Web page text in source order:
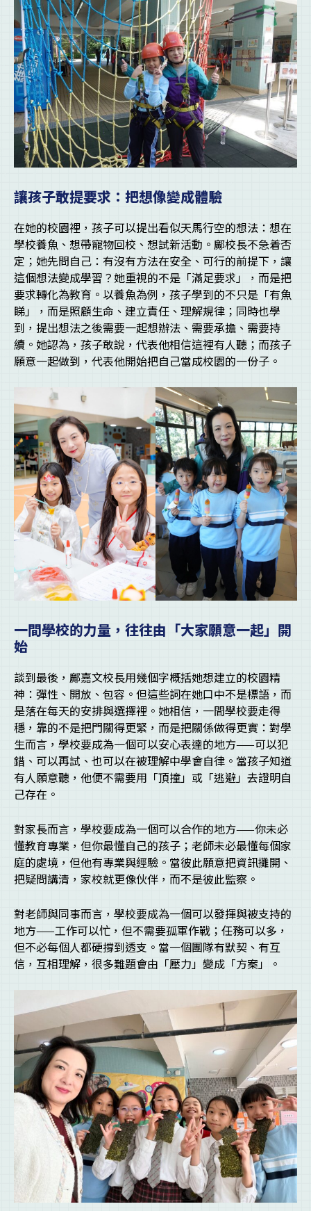
讓孩子敢提要求：把想像變成體驗
在她的校園裡，孩子可以提出看似天馬行空的想法：想在
學校養魚、想帶寵物回校、想試新活動。鄺校長不急着否
定；她先問自己：有沒有方法在安全、可行的前提下，讓
這個想法變成學習？她重視的不是「滿足要求」，而是把
要求轉化為教育。以養魚為例，孩子學到的不只是「有魚
睇」，而是照顧生命、建立責任、理解規律；同時也學
到，提出想法之後需要一起想辦法、需要承擔、需要持
續。她認為，孩子敢說，代表他相信這裡有人聽；而孩子
願意一起做到，代表他開始把自己當成校園的一份子。
一間學校的力量，往往由「大家願意一起」開
始
談到最後，鄺嘉文校長用幾個字概括她想建立的校園精
神：彈性、開放、包容。但這些詞在她口中不是標語，而
是落在每天的安排與選擇裡。她相信，一間學校要走得
穩，靠的不是把門關得更緊，而是把關係做得更實：對學
生而言，學校要成為一個可以安心表達的地方——可以犯
錯、可以再試、也可以在被理解中學會自律。當孩子知道
有人願意聽，他便不需要用「頂撞」或「逃避」去證明自
己存在。
對家長而言，學校要成為一個可以合作的地方——你未必
懂教育專業，但你最懂自己的孩子；老師未必最懂每個家
庭的處境，但他有專業與經驗。當彼此願意把資訊攤開、
把疑問講清，家校就更像伙伴，而不是彼此監察。
對老師與同事而言，學校要成為一個可以發揮與被支持的
地方——工作可以忙，但不需要孤軍作戰；任務可以多，
但不必每個人都硬撐到透支。當一個團隊有默契、有互
信，互相理解，很多難題會由「壓力」變成「方案」。